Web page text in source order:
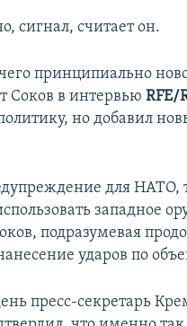
сигнал, считает он.
принципиально
Соков в интервьюRFE/
но добавил
для
западное
подразумевая
ударов по
пресс-секретарь